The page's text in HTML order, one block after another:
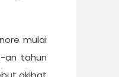
mulai
an tahun